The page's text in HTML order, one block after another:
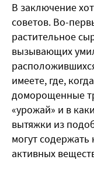
В заключение
советов. Во-
растительное
вызывающих
имеете, где,
доморощенные
«урожай» и в
вытяжки из
могут
активных